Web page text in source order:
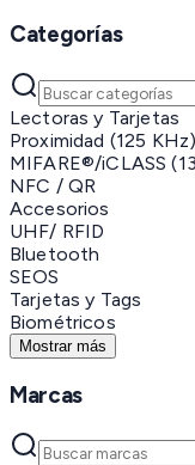
Categorías
Lectoras y Tarjetas
Proximidad (125 KHz)
MIFARE®/iCLASS
NFC / QR
Accesorios
UHF/ RFID
Bluetooth
SEOS
Tarjetas y Tags
Biométricos
Mostrar más
Marcas